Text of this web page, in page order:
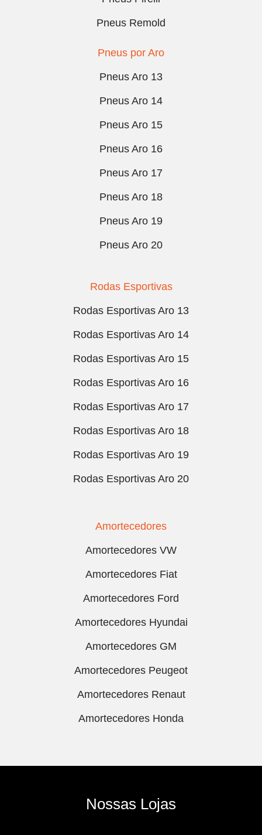
Pneus Remold
Pneus por Aro
Pneus Aro 13
Pneus Aro 14
Pneus Aro 15
Pneus Aro 16
Pneus Aro 17
Pneus Aro 18
Pneus Aro 19
Pneus Aro 20
Rodas Esportivas
Rodas Esportivas Aro 13
Rodas Esportivas Aro 14
Rodas Esportivas Aro 15
Rodas Esportivas Aro 16
Rodas Esportivas Aro 17
Rodas Esportivas Aro 18
Rodas Esportivas Aro 19
Rodas Esportivas Aro 20
Amortecedores
Amortecedores VW
Amortecedores Fiat
Amortecedores Ford
Amortecedores Hyundai
Amortecedores GM
Amortecedores Peugeot
Amortecedores Renaut
Amortecedores Honda
Nossas Lojas